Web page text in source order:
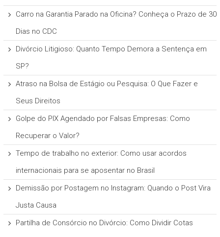
Carro na Garantia Parado na Oficina? Conheça o Prazo de 30
Dias no CDC
Divórcio Litigioso: Quanto Tempo Demora a Sentença em
SP?
Atraso na Bolsa de Estágio ou Pesquisa: O Que Fazer e
Seus Direitos
Golpe do PIX Agendado por Falsas Empresas: Como
Recuperar o Valor?
Tempo de trabalho no exterior: Como usar acordos
internacionais para se aposentar no Brasil
Demissão por Postagem no Instagram: Quando o Post Vira
Justa Causa
Partilha de Consórcio no Divórcio: Como Dividir Cotas